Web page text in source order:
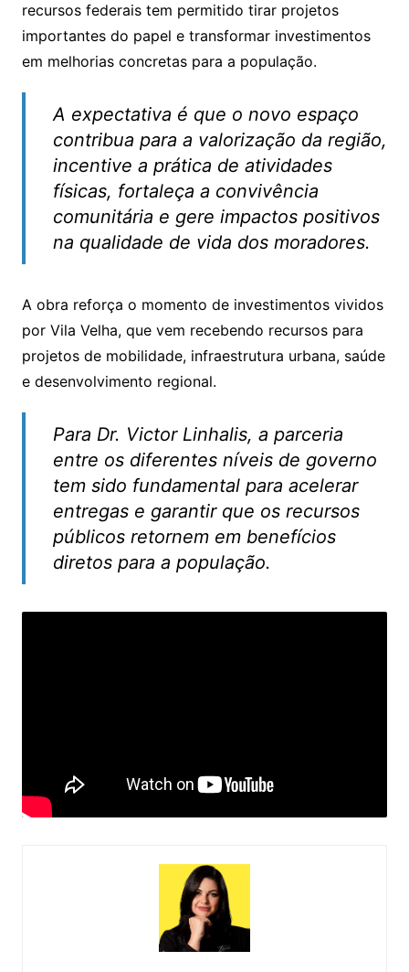
recursos federais tem permitido tirar projetos
importantes do papel e transformar investimentos
em melhorias concretas para a população.
A expectativa é que o novo espaço
contribua para a valorização da região,
incentive a prática de atividades
físicas, fortaleça a convivência
comunitária e gere impactos positivos
na qualidade de vida dos moradores.
A obra reforça o momento de investimentos vividos
por Vila Velha, que vem recebendo recursos para
projetos de mobilidade, infraestrutura urbana, saúde
e desenvolvimento regional.
Para Dr. Victor Linhalis, a parceria
entre os diferentes níveis de governo
tem sido fundamental para acelerar
entregas e garantir que os recursos
públicos retornem em benefícios
diretos para a população.